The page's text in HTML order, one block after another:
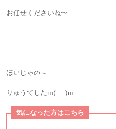
お任せくださいね〜
ほいじゃの～
りゅうでしたm(_ _)m
気になった方はこちら